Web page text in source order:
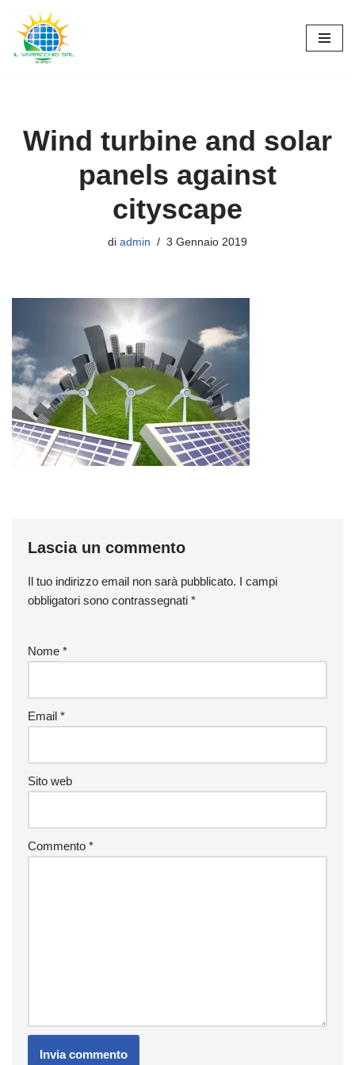
Vai
al
Wind turbine and solar
panels against
cityscape
di admin 3 Gennaio 2019
Lascia un commento
Il tuo indirizzo email non sarà pubblicato. I campi
obbligatori sono contrassegnati *
Nome *
Email *
Sito web
Commento *